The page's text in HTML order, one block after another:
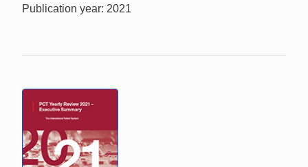
Publication year: 2021